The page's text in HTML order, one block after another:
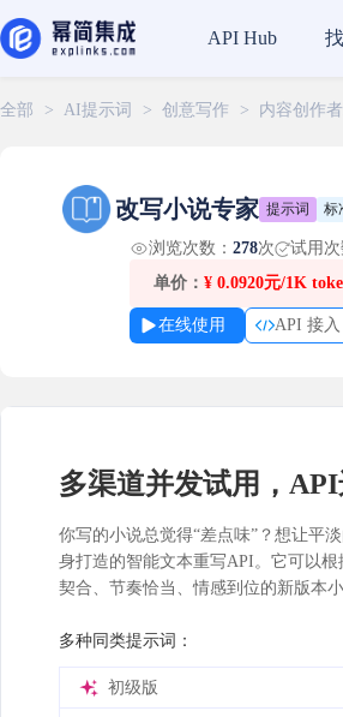
全部 > AI提示词 > 创意写作 > 内容创作
改写小说专家 提示词 标
浏览次数： 278次 试用次
单价： ¥ 0.0920元/1K
在线使用 API 接入
多渠道并发试用，
你写的小说总觉得“差点味”？想让平
身打造的智能文本重写API。它可以
契合、节奏恰当、情感到位的新版本
多种同类提示词：
初级版
API Hub